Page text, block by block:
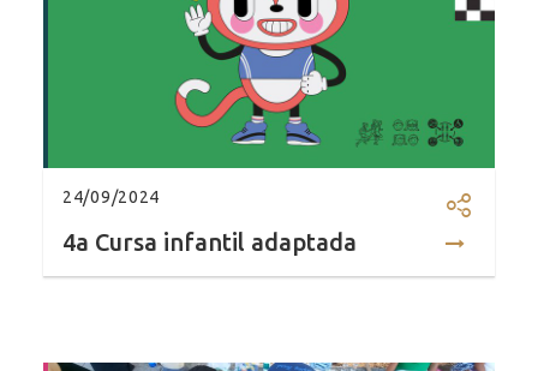
24/09/2024
4a Cursa infantil adaptada